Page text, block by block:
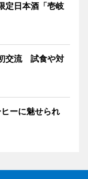
定日本酒「壱岐
交流 試食や対
ーに魅せられ